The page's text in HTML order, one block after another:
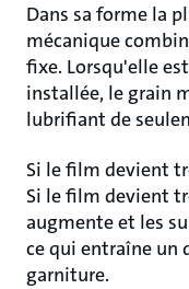
Dans sa forme la
mécanique
fixe. Lorsqu'elle
installée, le grain
lubrifiant de
Si le film devient
Si le film devient
augmente et les
ce qui entraîne un
garniture.